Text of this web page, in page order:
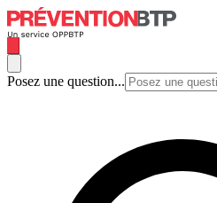
Posez une question...